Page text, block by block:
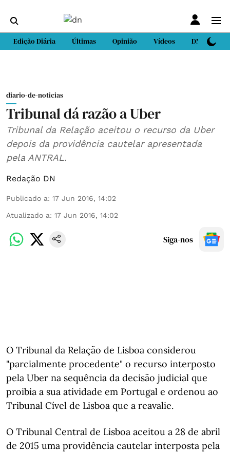
Edição Diária Últimas Opinião Vídeos DN Sport
diario-de-noticias
Tribunal dá razão a Uber
Tribunal da Relação aceitou o recurso da Uber
depois da providência cautelar apresentada
pela ANTRAL.
Redação DN
Publicado a: 17 Jun 2016, 14:02
Atualizado a: 17 Jun 2016, 14:02
Siga-nos
O Tribunal da Relação de Lisboa considerou
"parcialmente procedente" o recurso interposto
pela Uber na sequência da decisão judicial que
proibia a sua atividade em Portugal e ordenou ao
Tribunal Cível de Lisboa que a reavalie.
O Tribunal Central de Lisboa aceitou a 28 de abril
de 2015 uma providência cautelar interposta pela